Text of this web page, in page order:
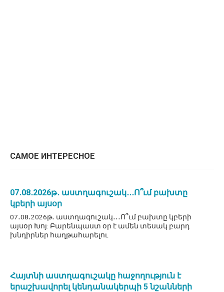
САМОЕ ИНТЕРЕСНОЕ
07․08․2026թ․ աստղագուշակ․․․Ո՞ւմ բախտը
կբերի այսօր
07․08․2026թ․ աստղագուշակ․․․Ո՞ւմ բախտը կբերի
այսօր Խոյ: Բարենպաստ օր է ամեն տեսակ բարդ
խնդիրներ հաղթահարելու
Հայտնի աստղագուշակը հաջողություն է
երաշխավորել կենդանակերպի 5 նշանների